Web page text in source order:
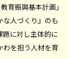
育振興基本計画」
な人づくり』のも
題に対し主体的に
わを担う人材を育